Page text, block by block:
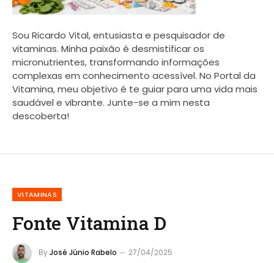
Sou Ricardo Vital, entusiasta e pesquisador de
vitaminas. Minha paixão é desmistificar os
micronutrientes, transformando informações
complexas em conhecimento acessível. No Portal da
Vitamina, meu objetivo é te guiar para uma vida mais
saudável e vibrante. Junte-se a mim nesta
descoberta!
VITAMINAS
Fonte Vitamina D
ByJosé Júnio Rabelo
27/04/2025